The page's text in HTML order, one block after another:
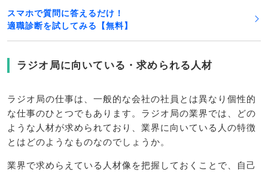
スマホで質問に答えるだけ！
適職診断を試してみる【無料】
ラジオ局に向いている・求められる人材
ラジオ局の仕事は、一般的な会社の社員とは異なり個性的
な仕事のひとつでもあります。ラジオ局の業界では、どの
ような人材が求められており、業界に向いている人の特徴
とはどのようなものなのでしょうか。
業界で求めらえている人材像を把握しておくことで、自己